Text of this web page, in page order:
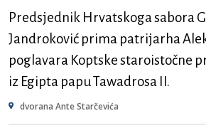
Predsjednik Hrvatskoga sabora
Jandroković prima patrijarha
poglavara Koptske staroistočne
iz Egipta papu Tawadrosa II.
dvorana Ante Starčevića